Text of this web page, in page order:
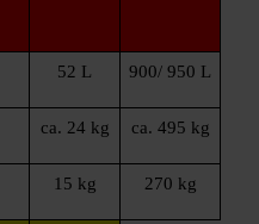
52 L 900/ 950 L
ca. 24 kg ca. 495 kg
15 kg 270 kg